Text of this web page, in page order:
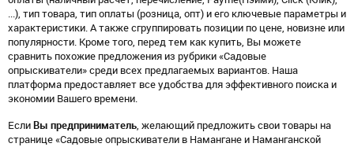
...), тип товара, тип оплаты (розница, опт) и его ключевые параметры и
характеристики. А также сгруппировать позиции по цене, новизне или
популярности. Кроме того, перед тем как купить, Вы можете
сравнить похожие предложения из рубрики «Садовые
опрыскиватели» среди всех предлагаемых вариантов. Наша
платформа предоставляет все удобства для эффективного поиска и
экономии Вашего времени.
Если Вы предприниматель, желающий предложить свои товары на
странице «Садовые опрыскиватели в Намангане и Наманганской